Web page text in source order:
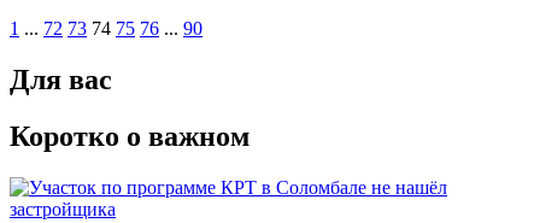
1 ... 72 73 74 75 76 ... 90
Для вас
Коротко о важном